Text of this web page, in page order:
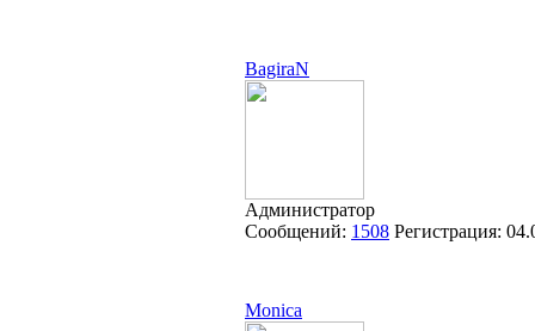
BagiraN
Администратор
Сообщений: 1508 Регистрация:
Monica